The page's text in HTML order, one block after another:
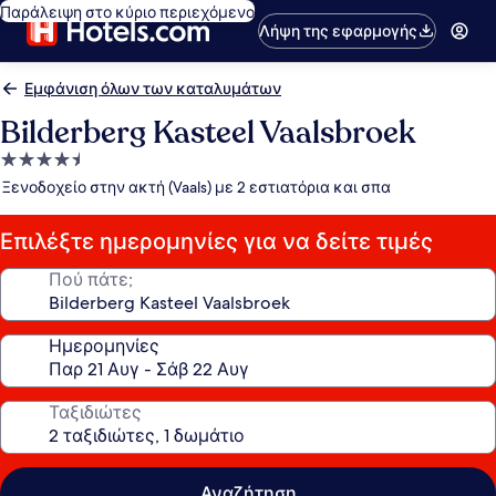
Παράλειψη στο κύριο περιεχόμενο
Λήψη της εφαρμογής
Εμφάνιση όλων των καταλυμάτων
Bilderberg Kasteel Vaalsbroek
Κατάλυμα
με
αστέρια
Ξενοδοχείο στην ακτή (Vaals) με 2 εστιατόρια και σπα
Επιλέξτε ημερομηνίες για να δείτε τιμές
Πού πάτε;
Ημερομηνίες
Ταξιδιώτες